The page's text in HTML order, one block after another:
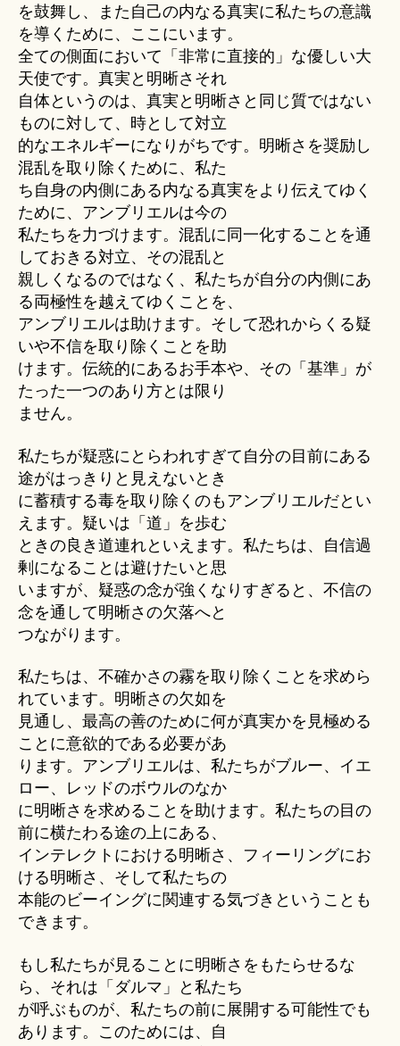
を鼓舞し、また自己の内なる真実に私たちの意識
を導くために、ここにいます。
全ての側面において「非常に直接的」な優しい大
天使です。真実と明晰さそれ
自体というのは、真実と明晰さと同じ質ではない
ものに対して、時として対立
的なエネルギーになりがちです。明晰さを奨励し
混乱を取り除くために、私た
ち自身の内側にある内なる真実をより伝えてゆく
ために、アンブリエルは今の
私たちを力づけます。混乱に同一化することを通
しておきる対立、その混乱と
親しくなるのではなく、私たちが自分の内側にあ
る両極性を越えてゆくことを、
アンブリエルは助けます。そして恐れからくる疑
いや不信を取り除くことを助
けます。伝統的にあるお手本や、その「基準」が
たった一つのあり方とは限り
ません。
私たちが疑惑にとらわれすぎて自分の目前にある
途がはっきりと見えないとき
に蓄積する毒を取り除くのもアンブリエルだとい
えます。疑いは「道」を歩む
ときの良き道連れといえます。私たちは、自信過
剰になることは避けたいと思
いますが、疑惑の念が強くなりすぎると、不信の
念を通して明晰さの欠落へと
つながります。
私たちは、不確かさの霧を取り除くことを求めら
れています。明晰さの欠如を
見通し、最高の善のために何が真実かを見極める
ことに意欲的である必要があ
ります。アンブリエルは、私たちがブルー、イエ
ロー、レッドのボウルのなか
に明晰さを求めることを助けます。私たちの目の
前に横たわる途の上にある、
インテレクトにおける明晰さ、フィーリングにお
ける明晰さ、そして私たちの
本能のビーイングに関連する気づきということも
できます。
もし私たちが見ることに明晰さをもたらせるな
ら、それは「ダルマ」と私たち
が呼ぶものが、私たちの前に展開する可能性でも
あります。このためには、自